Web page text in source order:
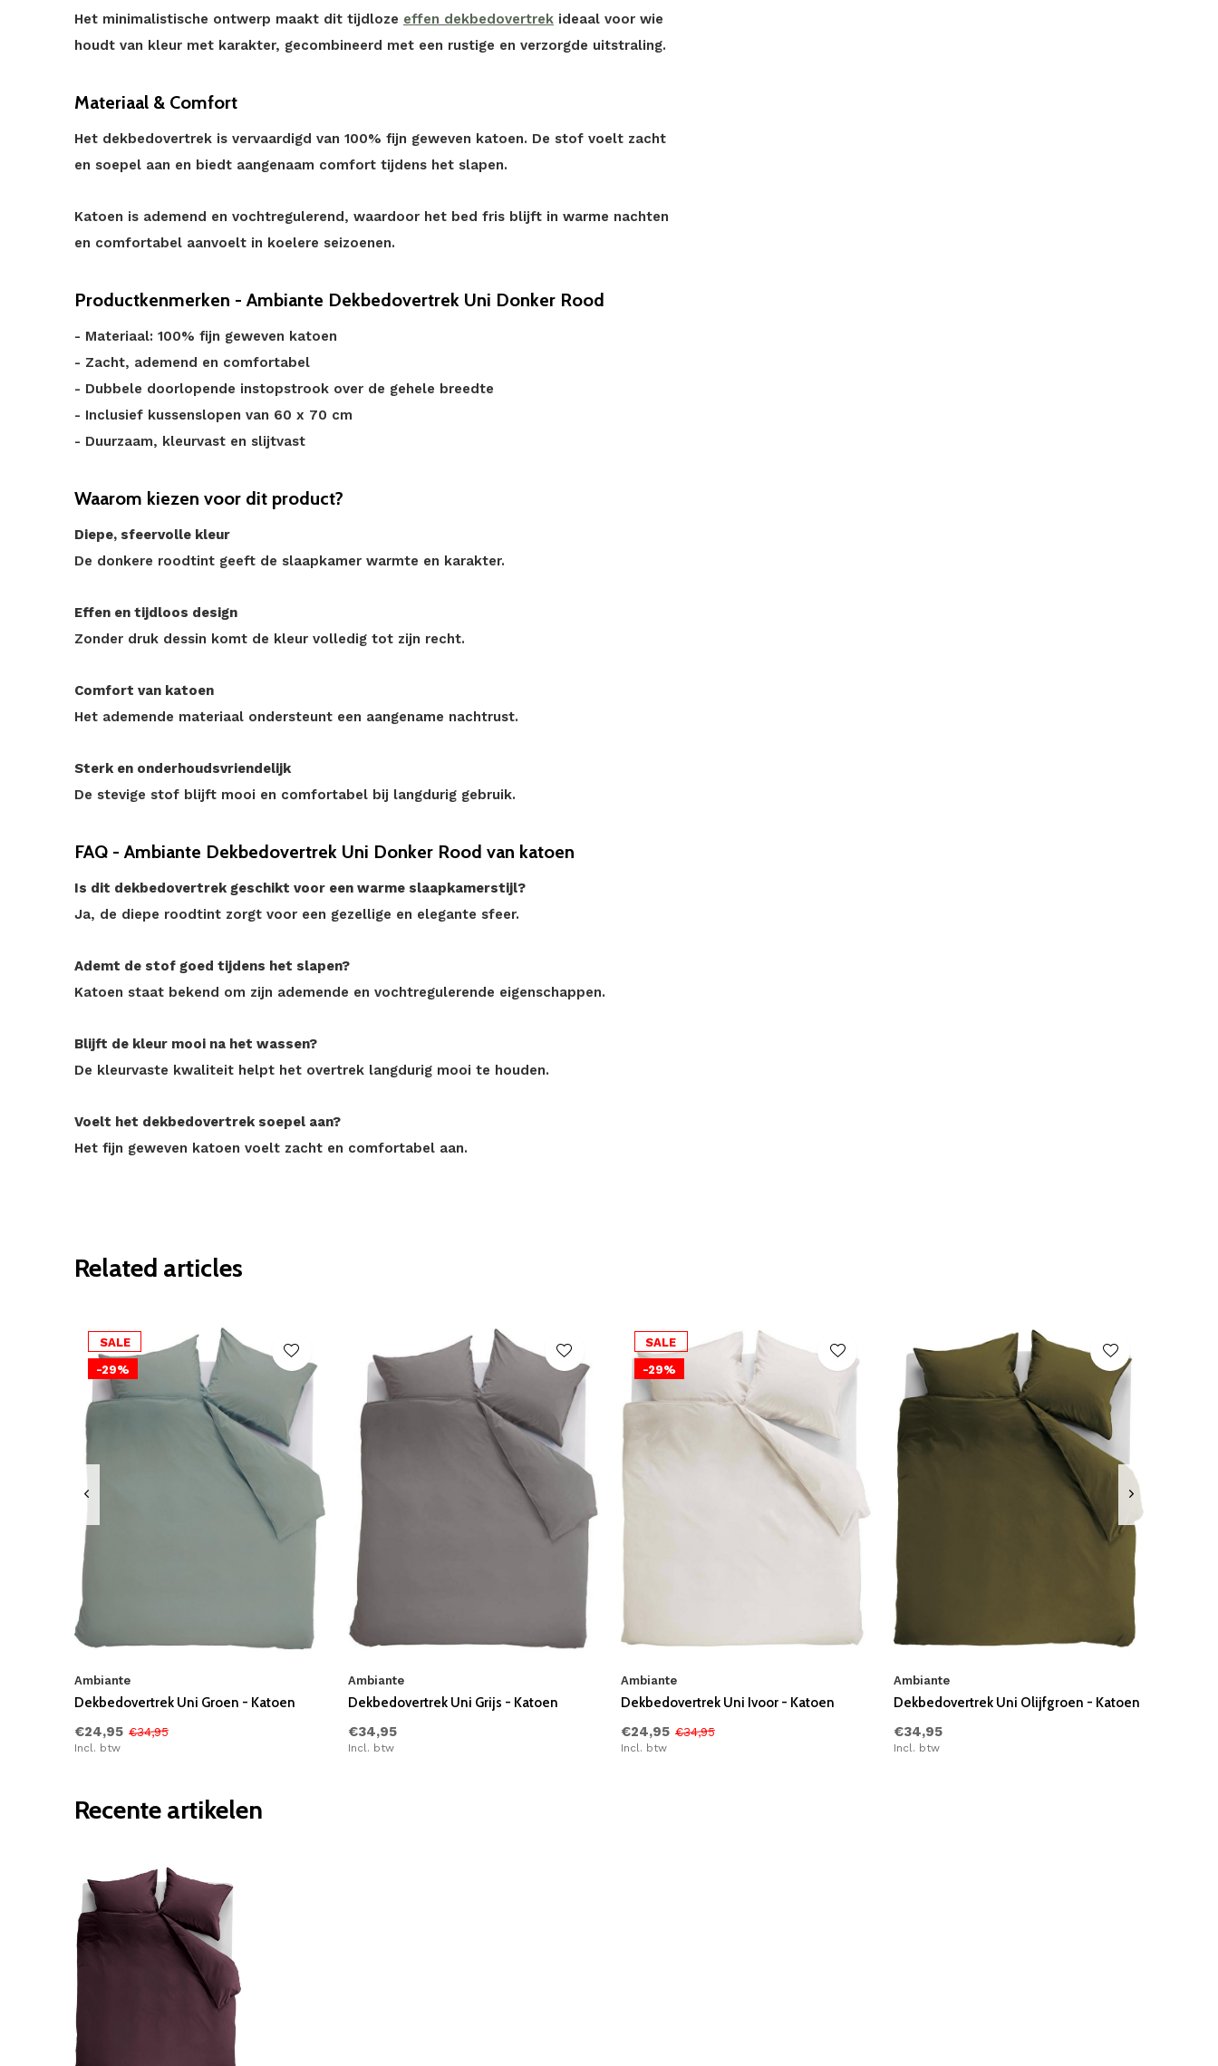
Het minimalistische ontwerp maakt dit tijdloze effen dekbedovertrek ideaal voor wie
houdt van kleur met karakter, gecombineerd met een rustige en verzorgde uitstraling.
Materiaal & Comfort
Het dekbedovertrek is vervaardigd van 100% fijn geweven katoen. De stof voelt zacht
en soepel aan en biedt aangenaam comfort tijdens het slapen.
Katoen is ademend en vochtregulerend, waardoor het bed fris blijft in warme nachten
en comfortabel aanvoelt in koelere seizoenen.
Productkenmerken - Ambiante Dekbedovertrek Uni Donker Rood
- Materiaal: 100% fijn geweven katoen
- Zacht, ademend en comfortabel
- Dubbele doorlopende instopstrook over de gehele breedte
- Inclusief kussenslopen van 60 x 70 cm
- Duurzaam, kleurvast en slijtvast
Waarom kiezen voor dit product?
Diepe, sfeervolle kleur
De donkere roodtint geeft de slaapkamer warmte en karakter.
Effen en tijdloos design
Zonder druk dessin komt de kleur volledig tot zijn recht.
Comfort van katoen
Het ademende materiaal ondersteunt een aangename nachtrust.
Sterk en onderhoudsvriendelijk
De stevige stof blijft mooi en comfortabel bij langdurig gebruik.
FAQ - Ambiante Dekbedovertrek Uni Donker Rood van katoen
Is dit dekbedovertrek geschikt voor een warme slaapkamerstijl?
Ja, de diepe roodtint zorgt voor een gezellige en elegante sfeer.
Ademt de stof goed tijdens het slapen?
Katoen staat bekend om zijn ademende en vochtregulerende eigenschappen.
Blijft de kleur mooi na het wassen?
De kleurvaste kwaliteit helpt het overtrek langdurig mooi te houden.
Voelt het dekbedovertrek soepel aan?
Het fijn geweven katoen voelt zacht en comfortabel aan.
Related articles
SALE
-29%
Ambiante
Dekbedovertrek Uni Groen - Katoen
€24,95 €34,95
Incl. btw
Ambiante
Dekbedovertrek Uni Grijs - Katoen
€34,95
Incl. btw
SALE
-29%
Ambiante
Dekbedovertrek Uni Ivoor - Katoen
€24,95 €34,95
Incl. btw
Ambiante
Dekbedovertrek Uni Olijfgroen - Katoen
€34,95
Incl. btw
Recente artikelen